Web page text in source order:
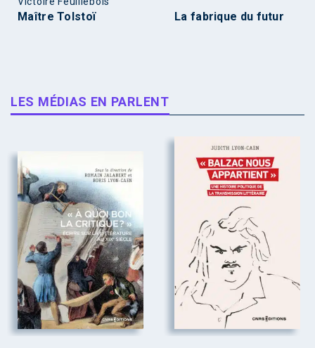
Maître Tolstoï La fabrique du futur
LES MÉDIAS EN PARLENT